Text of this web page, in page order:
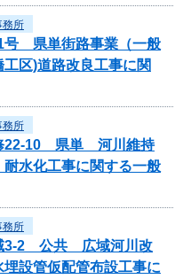
務所
号 県単街路事業（一般
区)道路改良工事に関
務所
22-10 県単 河川維持
水化工事に関する一般
務所
3-2 公共 広域河川改
設管仮配管布設工事に